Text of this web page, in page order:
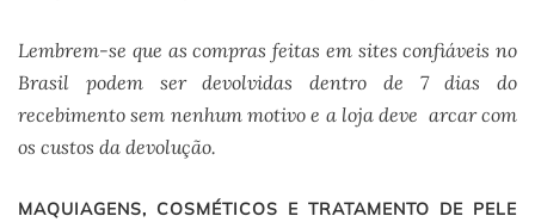
Lembrem-se que as compras feitas em sitesconfiáveis no
Brasil podem ser devolvidas dentro de 7 dias do
recebimento sem nenhum motivo e a loja deve arcar com
os custos da devolução.
MAQUIAGENS, COSMÉTICOS E TRATAMENTO DE PELE